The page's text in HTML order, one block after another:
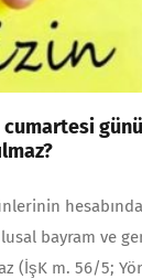
günü
bayram ve
(İşK m. 56/5;